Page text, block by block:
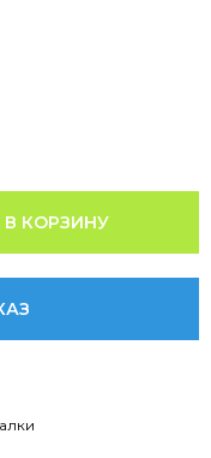
В КОРЗИНУ